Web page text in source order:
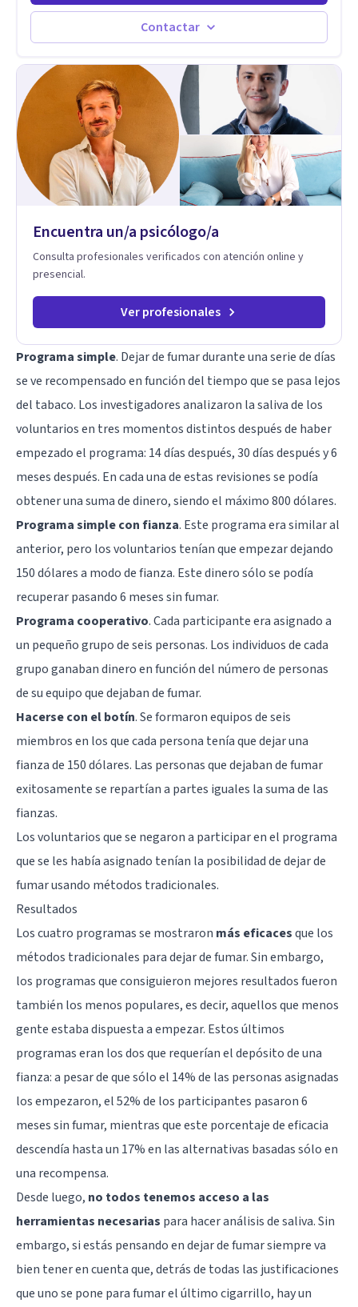
autoconocimiento y análisis, es posible acceder a las
historias personales, elaborar las experiencias del pasado y
resignificarlas, liberando su influencia para construir un futuro
crea un espacio de verbalización libre y sin filtros. A través de
esta conversación abierta y del trabajo analítico conjunto, se
exploran las vivencias que aún condicionan el presente, se les
otorga un nuevo sentido y se transforma su impacto
emocional. De esta forma, los pacientes logran mayor
claridad sobre sí mismos, reducen significativamente su
sufrimiento y alcanzan cambios profundos y duraderos en su
vida y relaciones personales.
Contactar
Encuentra un/a psicólogo/a
Consulta profesionales verificados con atención online y
presencial.
Ver profesionales
Programa simple. Dejar de fumar durante una serie de días
se ve recompensado en función del tiempo que se pasa lejos
del tabaco. Los investigadores analizaron la saliva de los
voluntarios en tres momentos distintos después de haber
empezado el programa: 14 días después, 30 días después y 6
meses después. En cada una de estas revisiones se podía
obtener una suma de dinero, siendo el máximo 800 dólares.
Programa simple con fianza. Este programa era similar al
anterior, pero los voluntarios tenían que empezar dejando
150 dólares a modo de fianza. Este dinero sólo se podía
recuperar pasando 6 meses sin fumar.
Programa cooperativo. Cada participante era asignado a
un pequeño grupo de seis personas. Los individuos de cada
grupo ganaban dinero en función del número de personas
de su equipo que dejaban de fumar.
Hacerse con el botín. Se formaron equipos de seis
miembros en los que cada persona tenía que dejar una
fianza de 150 dólares. Las personas que dejaban de fumar
exitosamente se repartían a partes iguales la suma de las
fianzas.
Los voluntarios que se negaron a participar en el programa
que se les había asignado tenían la posibilidad de dejar de
fumar usando métodos tradicionales.
Resultados
Los cuatro programas se mostraron más eficacesque los
métodos tradicionales para dejar de fumar. Sin embargo,
los programas que consiguieron mejores resultados fueron
también los menos populares, es decir, aquellos que menos
gente estaba dispuesta a empezar. Estos últimos
programas eran los dos que requerían el depósito de una
fianza: a pesar de que sólo el 14% de las personas asignadas
los empezaron, el 52% de los participantes pasaron 6
meses sin fumar, mientras que este porcentaje de eficacia
descendía hasta un 17% en las alternativas basadas sólo en
una recompensa.
Desde luego, no todos tenemos acceso a las
herramientas necesarias para hacer análisis de saliva. Sin
embargo, si estás pensando en dejar de fumar siempre va
bien tener en cuenta que, detrás de todas las justificaciones
que uno se pone para fumar el último cigarrillo, hay un